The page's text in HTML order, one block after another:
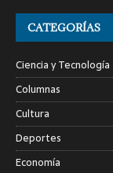
CATEGORÍAS
Ciencia y Tecnología
Columnas
Cultura
Deportes
Economía